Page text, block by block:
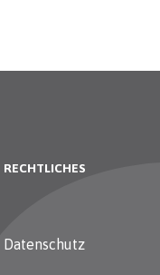
RECHTLICHES
Datenschutz